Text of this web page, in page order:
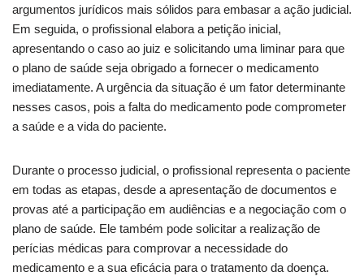
argumentos jurídicos mais sólidos para embasar a ação judicial.
Em seguida, o profissional elabora a petição inicial,
apresentando o caso ao juiz e solicitando uma liminar para que
o plano de saúde seja obrigado a fornecer o medicamento
imediatamente. A urgência da situação é um fator determinante
nesses casos, pois a falta do medicamento pode comprometer
a saúde e a vida do paciente.
Durante o processo judicial, o profissional representa o paciente
em todas as etapas, desde a apresentação de documentos e
provas até a participação em audiências e a negociação com o
plano de saúde. Ele também pode solicitar a realização de
perícias médicas para comprovar a necessidade do
medicamento e a sua eficácia para o tratamento da doença.